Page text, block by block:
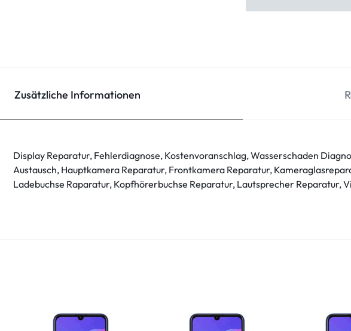
Zusätzliche Informationen
Display Reparatur, Fehlerdiagnose, Kostenvoranschlag, Wasserschaden
Austausch, Hauptkamera Reparatur, Frontkamera Reparatur,
Ladebuchse Raparatur, Kopfhörerbuchse Reparatur, Lautsprecher Reparatur,